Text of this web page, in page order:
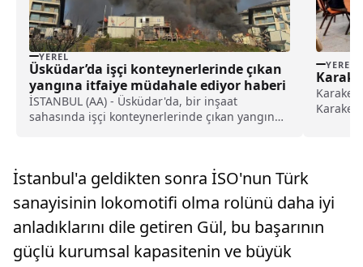
YEREL
Üsküdar’da işçi konteynerlerinde çıkan
yangına itfaiye müdahale ediyor haberi
İSTANBUL (AA) - Üsküdar'da, bir inşaat
sahasında işçi konteynerlerinde çıkan yangına
yangın çıktı.Çevredekilerin ihb...
YEREL
İstanbul'a geldikten sonra İSO'nun Türk
sanayisinin lokomotifi olma rolünü daha iyi
anladıklarını dile getiren Gül, bu başarının
güçlü kurumsal kapasitenin ve büyük